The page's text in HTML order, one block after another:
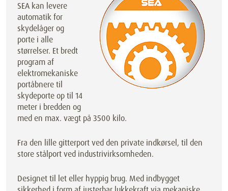
SEA kan levere
automatik for
skydelåger og
porte i alle
størrelser. Et bredt
program af
elektromekaniske
portåbnere til
skydeporte op til 14
meter i bredden og
med en max. vægt på 3500 kilo.
Fra den lille gitterport ved den private indkørsel, til den
store stålport ved industrivirksomheden.
Designet til let eller hyppig brug. Med indbygget